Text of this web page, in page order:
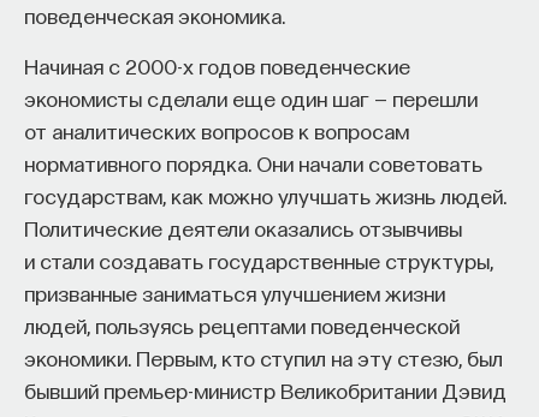
поведенческая экономика.
Начиная с 2000-х годов поведенческие
экономисты сделали еще один шаг — перешли
от аналитических вопросов к вопросам
нормативного порядка. Они начали советовать
государствам, как можно улучшать жизнь людей.
Политические деятели оказались отзывчивы
и стали создавать государственные структуры,
призванные заниматься улучшением жизни
людей, пользуясь рецептами поведенческой
экономики. Первым, кто ступил на эту стезю, был
бывший премьер-министр Великобритании Дэвид